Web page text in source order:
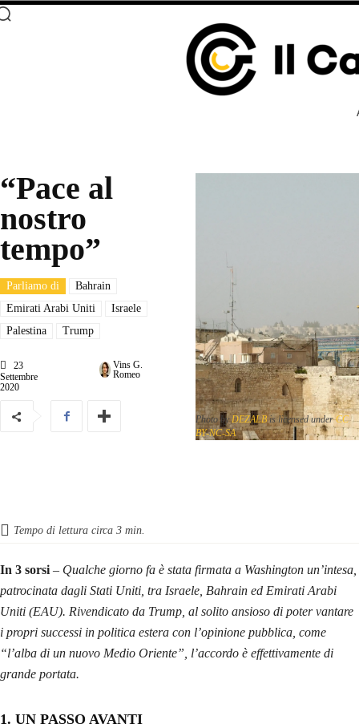
“Pace al
nostro
tempo”
Parliamo di
Bahrain
Emirati Arabi Uniti
Israele
Palestina
Trump
23
Settembre
2020
Vins G.
Romeo
Photo byDEZALBis licensed underCC
BY-NC-SA
Tempo di lettura circa 3 min.
In 3 sorsi – Qualche giorno fa è stata firmata a Washington un’intesa,
patrocinata dagli Stati Uniti, tra Israele, Bahrain ed Emirati Arabi
Uniti (EAU). Rivendicato da Trump, al solito ansioso di poter vantare
i propri successi in politica estera con l’opinione pubblica, come
“l’alba di un nuovo Medio Oriente”, l’accordo è effettivamente di
grande portata.
1. UN PASSO AVANTI